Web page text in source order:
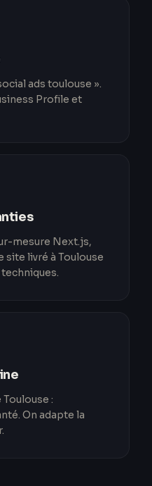
ads toulouse ».
Profile et
mesure Next.js,
site livré à Toulouse
:
On adapte la